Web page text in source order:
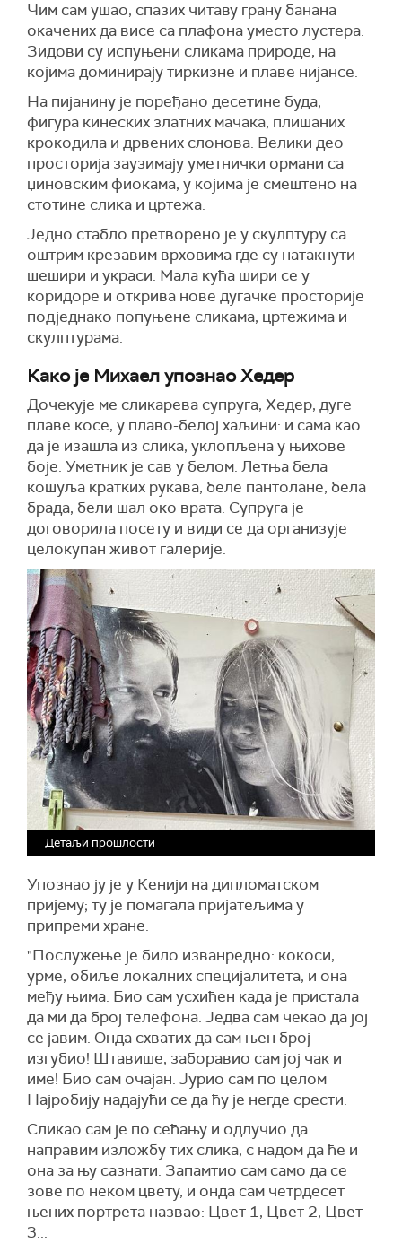
Чим сам ушао, спазих читаву грану банана
окачених да висе са плафона уместо лустера.
Зидови су испуњени сликама природе, на
којима доминирају тиркизне и плаве нијансе.
На пијанину је поређано десетине буда,
фигура кинеских златних мачака, плишаних
крокодила и дрвених слонова. Велики део
просторија заузимају уметнички ормани са
џиновским фиокама, у којима је смештено на
стотине слика и цртежа.
Једно стабло претворено је у скулптуру са
оштрим крезавим врховима где су натакнути
шешири и украси. Мала кућа шири се у
коридоре и открива нове дугачке просторије
подједнако попуњене сликама, цртежима и
скулптурама.
Како је Михаел упознао Хедер
Дочекује ме сликарева супруга, Хедер, дуге
плаве косе, у плаво-белој хаљини: и сама као
да је изашла из слика, уклопљена у њихове
боје. Уметник је сав у белом. Летња бела
кошуља кратких рукава, беле пантолане, бела
брада, бели шал око врата. Супруга је
договорила посету и види се да организује
целокупан живот галерије.
Детаљи прошлости
Упознао ју је у Кенији на дипломатском
пријему; ту је помагала пријатељима у
припреми хране.
"Послужење је било изванредно: кокоси,
урме, обиље локалних специјалитета, и она
међу њима. Био сам усхићен када је пристала
да ми да број телефона. Једва сам чекао да јој
се јавим. Онда схватих да сам њен број –
изгубио! Штавише, заборавио сам јој чак и
име! Био сам очајан. Јурио сам по целом
Најробију надајући се да ћу је негде срести.
Сликао сам је по сећању и одлучио да
направим изложбу тих слика, с надом да ће и
она за њу сазнати. Запамтио сам само да се
зове по неком цвету, и онда сам четрдесет
њених портрета назвао: Цвет 1, Цвет 2, Цвет
3...